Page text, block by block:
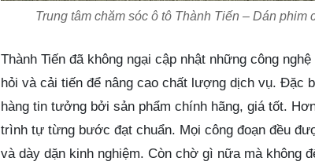
Trung tâm chăm sóc ô tô Thành Tiến – Dán
Thành Tiến đã không ngại cập nhật những công
hỏi và cải tiến để nâng cao chất lượng dịch vụ. Đặc
hàng tin tưởng bởi sản phẩm chính hãng, giá tốt.
trình tự từng bước đạt chuẩn. Mọi công đoạn đều
và dày dặn kinh nghiệm. Còn chờ gì nữa mà không